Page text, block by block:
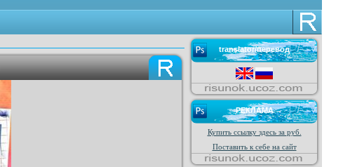
translator/перевод
РЕКЛАМА
Купить ссылку здесь за руб.
Поставить к себе на сайт